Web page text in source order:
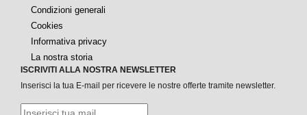
Condizioni generali
Cookies
Informativa privacy
La nostra storia
ISCRIVITI ALLA NOSTRA NEWSLETTER
Inserisci la tua E-mail per ricevere le nostre offerte tramite newsletter.